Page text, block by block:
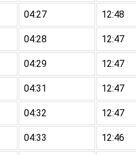
04:27 12:48
04:28 12:47
04:29 12:47
04:31 12:47
04:32 12:47
04:33 12:46